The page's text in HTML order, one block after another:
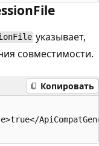
указывает,
совместимости.
Копировать